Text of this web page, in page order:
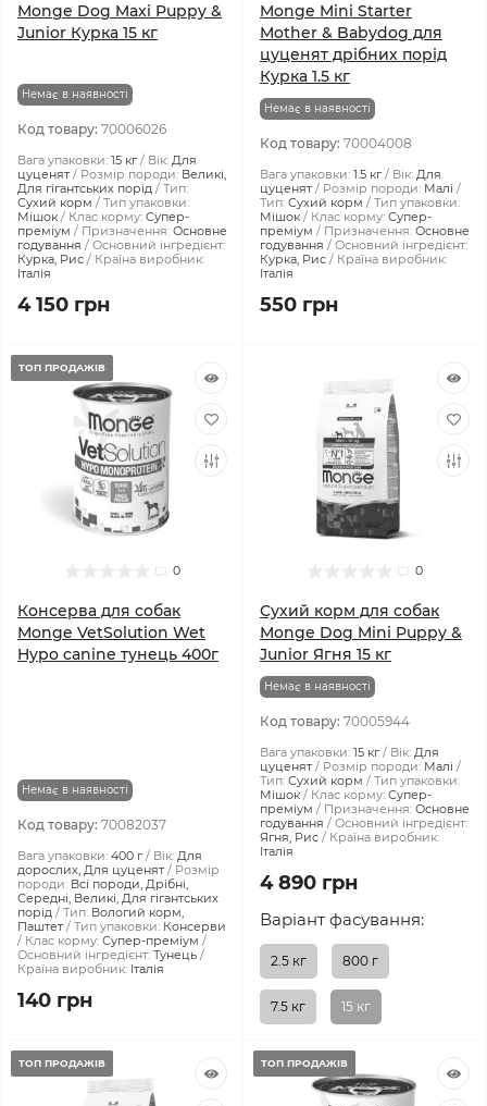
Monge Dog Maxi Puppy &
Junior Курка 15 кг
Немає в наявності
Код товару: 70006026
Вага упаковки: 15 кг Вік: Для
цуценят
Розмір породи: Великі,
Для гігантських порід
Тип:
Сухий корм
Тип упаковки:
Мішок
Клас корму: Супер-
преміум
Призначення: Основне
годування
Основний інгредієнт:
Курка, Рис
Країна виробник:
Італія
4 150 грн
Monge Mini Starter
Mother & Babydog для
цуценят дрібних порід
Курка 1.5 кг
Немає в наявності
Код товару: 70004008
Вага упаковки: 1.5 кг Вік: Для
цуценят
Розмір породи: Малі
Тип: Сухий корм
Тип упаковки:
Мішок
Клас корму: Супер-
преміум
Призначення: Основне
годування
Основний інгредієнт:
Курка, Рис
Країна виробник:
Італія
550 грн
ТОП ПРОДАЖІВ
0
Консерва для собак
Monge VetSolution Wet
Hypo canine тунeць 400г
Немає в наявності
Код товару: 70082037
Вага упаковки: 400 г Вік: Для
дорослих, Для цуценят
Розмір
породи: Всі породи, Дрібні,
Середні, Великі, Для гігантських
порід
Тип: Вологий корм,
Паштет
Тип упаковки: Консерви
Клас корму: Супер-преміум
Основний інгредієнт: Тунець
Країна виробник: Італія
140 грн
0
Сухий корм для собак
Monge Dog Mini Puppy &
Junior Ягня 15 кг
Немає в наявності
Код товару: 70005944
Вага упаковки: 15 кг Вік: Для
цуценят
Розмір породи: Малі
Тип: Сухий корм
Тип упаковки:
Мішок
Клас корму: Супер-
преміум
Призначення: Основне
годування
Основний інгредієнт:
Ягня, Рис
Країна виробник:
Італія
4 890 грн
Варіант фасування:
2.5 кг 800 г
7.5 кг 15 кг
ТОП ПРОДАЖІВ ТОП ПРОДАЖІВ